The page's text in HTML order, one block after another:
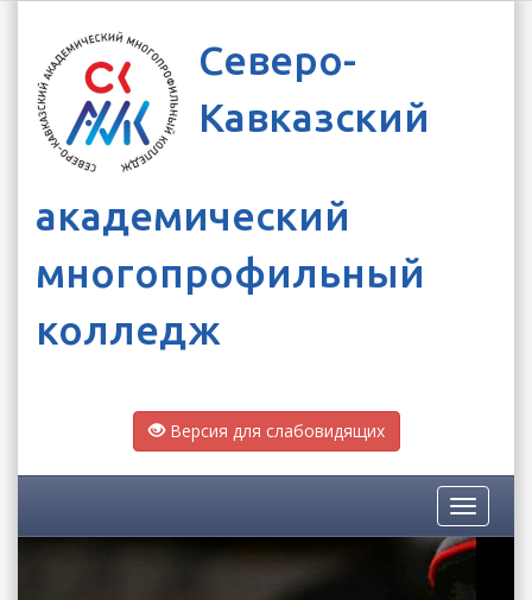
Северо-
Кавказский
академический
многопрофильный
колледж
Версия для слабовидящих
Toggle
Previous Next